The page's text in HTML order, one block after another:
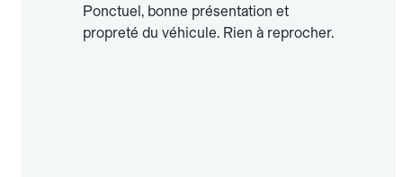
Ponctuel, bonne présentation et
propreté du véhicule. Rien à reprocher.